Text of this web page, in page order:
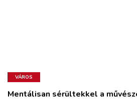
VÁROS
Mentálisan sérültekkel a